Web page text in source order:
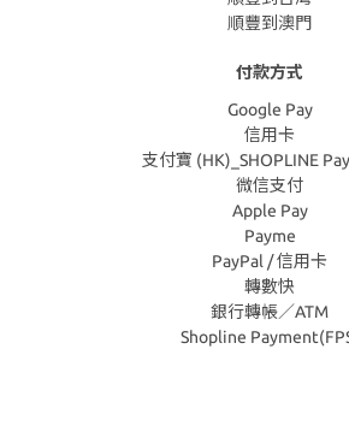
順豐到澳門
付款方式
Google Pay
信用卡
支付寶 (HK)_SHOPLINE
微信支付
Apple Pay
Payme
PayPal / 信用卡
轉數快
銀行轉帳／ATM
Shopline